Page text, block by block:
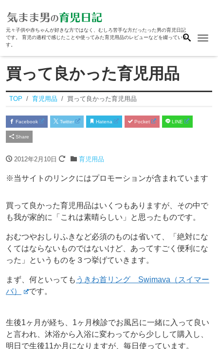
元々子供や赤ちゃんが好きな方ではなく、むしろ苦手な方だったった男の育児日記
です。 育児の過程で感じたことや使ってみた育児用品のレビューなどを綴っていま
す。
買って良かった育児用品
TOP 育児用品 買って良かった育児用品
Facebook Twitter Hatena Pocket LINE
Share
2012年2月10日 育児用品
※当サイトのリンクにはプロモーションが含まれています
買って良かった育児用品はいくつもありますが、その中で
も我が家的に「これは素晴らしい」と思ったものです。
おむつやおしりふきなど必須のものは省いて、「絶対にな
くてはならないものではないけど、あってすごく便利にな
った」というものを３つ挙げていきます。
まず、何といっても うきわ首リング Swimava（スイマー
バ）
です。
生後1ヶ月が経ち、1ヶ月検診でお風呂に一緒に入って良い
と言われ、沐浴から入浴に変わってから少しして購入し、
明日で生後11か月になりますが、毎日使っています。